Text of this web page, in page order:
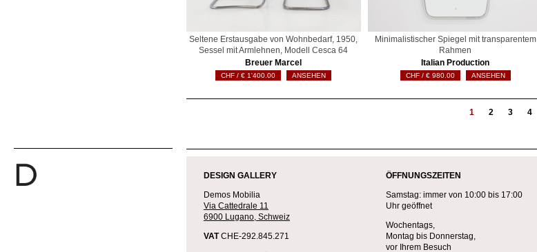
Seltene Erstausgabe von Wohnbedarf, 1950,
Sessel mit Armlehnen, Modell Cesca 64
Breuer Marcel
€ 1'400.00 ANSEHEN
Minimalistischer Spiegel mit transparentem
Rahmen
Italian Production
€980.00 ANSEHEN
1 2 3 4
DESIGN GALLERY
Demos Mobilia
Via Cattedrale 11
6900 Lugano, Schweiz
VATCHE-292.845.271
ÖFFNUNGSZEITEN
Samstag: immer von 10:00 bis 17:00
Uhr geöffnet
Wochentags,
Montag bis Donnerstag,
vor Ihrem Besuch